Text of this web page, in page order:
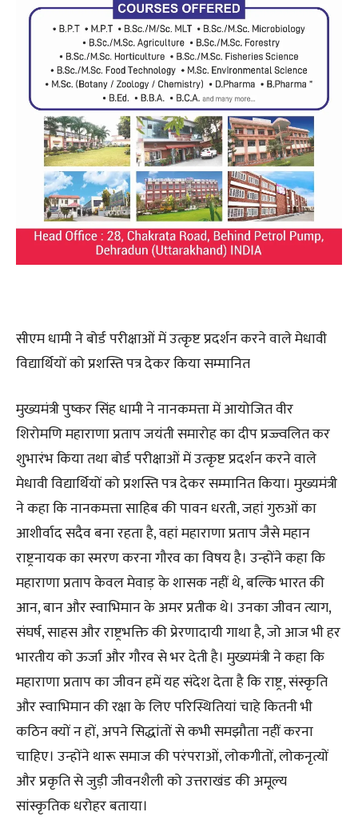
सीएम धामी ने बोर्ड परीक्षाओं में उत्कृष्ट प्रदर्शन करने वाले मेधावी
विद्यार्थियों को प्रशस्ति पत्र देकर किया सम्मानित
मुख्यमंत्री पुष्कर सिंह धामी ने नानकमत्ता में आयोजित वीर
शिरोमणि महाराणा प्रताप जयंती समारोह का दीप प्रज्ज्वलित कर
शुभारंभ किया तथा बोर्ड परीक्षाओं में उत्कृष्ट प्रदर्शन करने वाले
मेधावी विद्यार्थियों को प्रशस्ति पत्र देकर सम्मानित किया। मुख्यमंत्री
ने कहा कि नानकमत्ता साहिब की पावन धरती, जहां गुरुओं का
आशीर्वाद सदैव बना रहता है, वहां महाराणा प्रताप जैसे महान
राष्ट्रनायक का स्मरण करना गौरव का विषय है। उन्होंने कहा कि
महाराणा प्रताप केवल मेवाड़ के शासक नहीं थे, बल्कि भारत की
आन, बान और स्वाभिमान के अमर प्रतीक थे। उनका जीवन त्याग,
संघर्ष, साहस और राष्ट्रभक्ति की प्रेरणादायी गाथा है, जो आज भी हर
भारतीय को ऊर्जा और गौरव से भर देती है। मुख्यमंत्री ने कहा कि
महाराणा प्रताप का जीवन हमें यह संदेश देता है कि राष्ट्र, संस्कृति
और स्वाभिमान की रक्षा के लिए परिस्थितियां चाहे कितनी भी
कठिन क्यों न हों, अपने सिद्धांतों से कभी समझौता नहीं करना
चाहिए। उन्होंने थारू समाज की परंपराओं, लोकगीतों, लोकनृत्यों
और प्रकृति से जुड़ी जीवनशैली को उत्तराखंड की अमूल्य
सांस्कृतिक धरोहर बताया।